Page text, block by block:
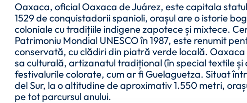
Oaxaca, oficial Oaxaca de Juárez, este capitala
1529 de conquistadorii spanioli, orașul are o istorie
coloniale cu tradițiile indigene zapotece și mixtece.
Patrimoniu Mondial UNESCO în 1987, este renumit
conservată, cu clădiri din piatră verde locală.
sa culturală, artizanatul tradițional (în special textile
festivalurile colorate, cum ar fi Guelaguetza. Situat
del Sur, la o altitudine de aproximativ 1.550 metri,
pe tot parcursul anului.